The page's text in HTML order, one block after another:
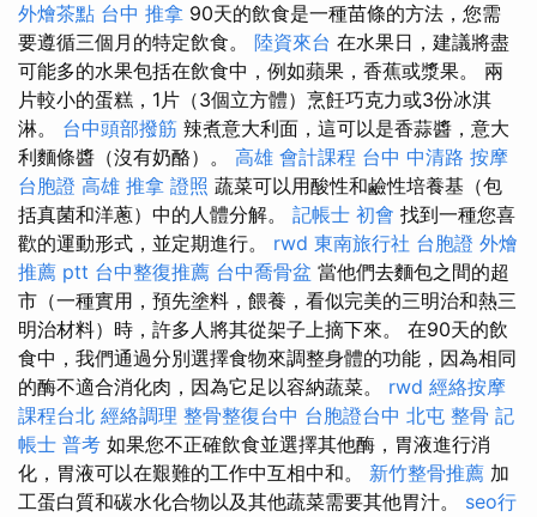
外燴茶點 台中 推拿 90天的飲食是一種苗條的方法，您需
要遵循三個月的特定飲食。 陸資來台 在水果日，建議將盡
可能多的水果包括在飲食中，例如蘋果，香蕉或漿果。 兩
片較小的蛋糕，1片（3個立方體）烹飪巧克力或3份冰淇
淋。 台中頭部撥筋 辣煮意大利面，這可以是香蒜醬，意大
利麵條醬（沒有奶酪）。 高雄 會計課程 台中 中清路 按摩
台胞證 高雄 推拿 證照 蔬菜可以用酸性和鹼性培養基（包
括真菌和洋蔥）中的人體分解。 記帳士 初會 找到一種您喜
歡的運動形式，並定期進行。 rwd 東南旅行社 台胞證 外燴
推薦 ptt 台中整復推薦 台中喬骨盆 當他們去麵包之間的超
市（一種實用，預先塗料，餵養，看似完美的三明治和熱三
明治材料）時，許多人將其從架子上摘下來。 在90天的飲
食中，我們通過分別選擇食物來調整身體的功能，因為相同
的酶不適合消化肉，因為它足以容納蔬菜。 rwd 經絡按摩
課程台北 經絡調理 整骨整復台中 台胞證台中 北屯 整骨 記
帳士 普考 如果您不正確飲食並選擇其他酶，胃液進行消
化，胃液可以在艱難的工作中互相中和。 新竹整骨推薦 加
工蛋白質和碳水化合物以及其他蔬菜需要其他胃汁。 seo行